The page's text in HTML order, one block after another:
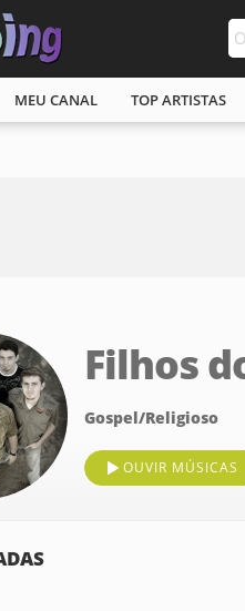
MEU CANAL TOP ARTISTAS
Filhos
Gospel/Religioso
OUVIR MÚSICAS